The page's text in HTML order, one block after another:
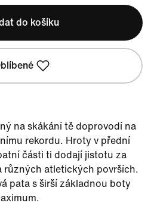
do košíku
na skákání tě doprovodí na
rekordu. Hroty v přední
části ti dodají jistotu za
různých atletických površích.
pata s širší základnou boty